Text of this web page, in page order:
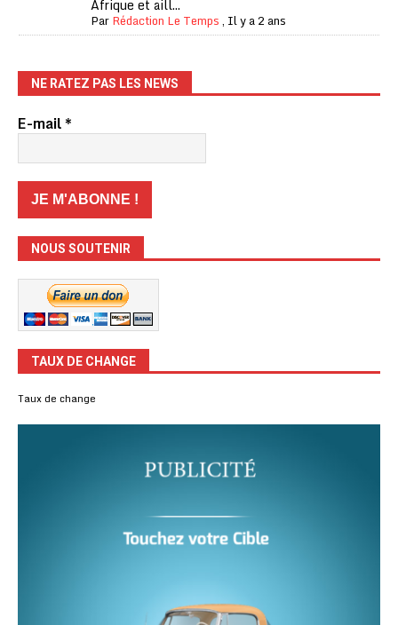
Afrique et aill...
ParRédaction Le Temps, Il y a 2 ans
NE RATEZ PAS LES NEWS
E-mail*
NOUS SOUTENIR
TAUX DE CHANGE
Taux de change